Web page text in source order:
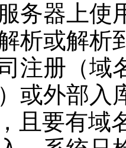
务器上使
析或解析
注册（域
或外部入
且要有域